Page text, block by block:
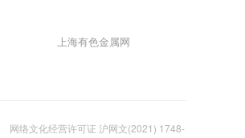
5m
上海有色金属网
网络文化经营许可证 沪网文(2021) 1748-